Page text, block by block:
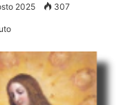
2025 307